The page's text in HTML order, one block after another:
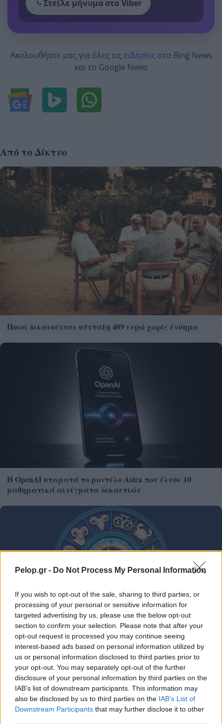
Pelop.gr - Do Not Process My Personal Information
If you wish to opt-out of the sale, sharing to third parties, or
processing of your personal or sensitive information for
targeted advertising by us, please use the below opt-out
section to confirm your selection. Please note that after your
opt-out request is processed you may continue seeing
interest-based ads based on personal information utilized by
us or personal information disclosed to third parties prior to
your opt-out. You may separately opt-out of the further
disclosure of your personal information by third parties on the
IAB’s list of downstream participants. This information may
also be disclosed by us to third parties on the IAB’s List of
Downstream Participants that may further disclose it to other
Στείλε μήνυμα στο Viber
Ακολουθήστε μας για όλες τις ειδήσεις στο Bing News
και το Google News
Από το Δίκτυο
Ποιοι δικαιούνται σύνταξη 409 ευρώ χωρίς ένσημα
Η OpenAI σταματά το μοντέλο Astra που έλυσε 10
μαθηματικά αινίγματα δεκαετιών
Ζώδια Σήμερα 9/8: Συναισθηματικές εντάσεις και
μικρά παράπονα!